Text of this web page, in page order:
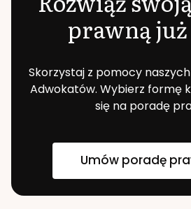
prawną
Skorzystaj z pomocy
Adwokatów. Wybierz formę
się na poradę
Umów poradę